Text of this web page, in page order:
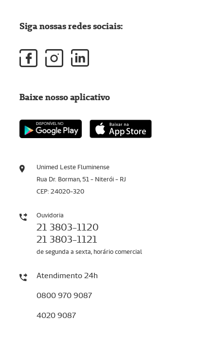
Unimed Leste Fluminense
Rua Dr. Borman, 51 - Niterói - RJ
CEP: 24020-320
Ouvidoria
21 3803-1120
21 3803-1121
de segunda a sexta, horário comercial
Atendimento 24h
0800 970 9087
4020 9087
Siga nossas redes sociais:
Baixe nosso aplicativo